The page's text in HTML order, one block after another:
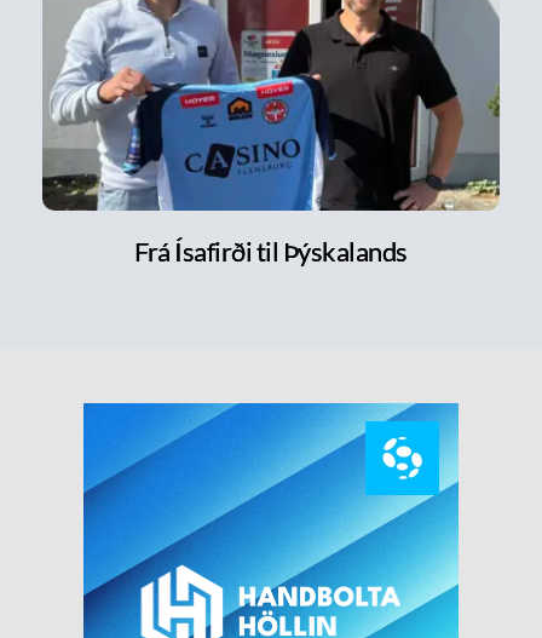
Frá Ísafirði til Þýskalands